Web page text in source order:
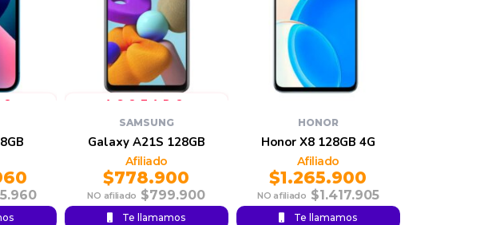
SAMSUNG
Galaxy A21S 128GB
$799.900
$778.900
Te llamamos
HONOR
Honor X8 128GB 4G
$1.417.905
$1.265.900
Te llamamos